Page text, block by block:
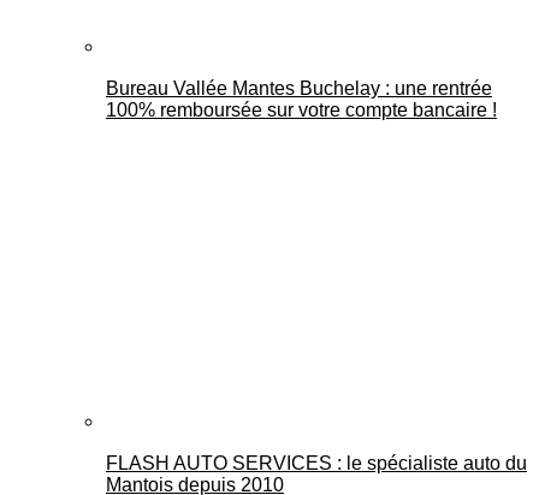
Bureau Vallée Mantes Buchelay : une rentrée
100% remboursée sur votre compte bancaire !
FLASH AUTO SERVICES : le spécialiste auto du
Mantois depuis 2010